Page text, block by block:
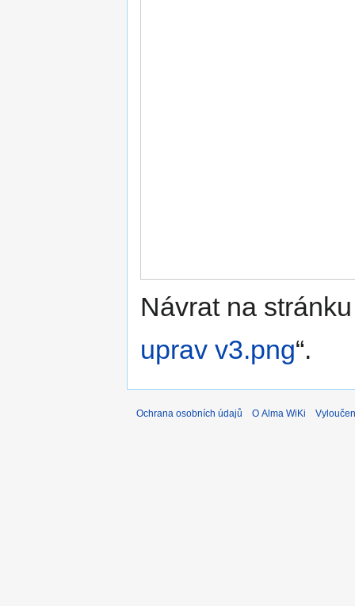
Návrat na stránku
uprav v3.png“.
Ochrana osobních údajů O Alma WiKi